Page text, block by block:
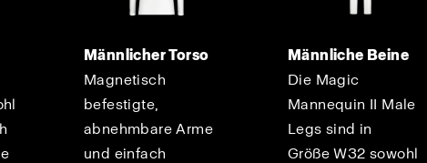
Männlicher Torso
Magnetisch
befestigte,
abnehmbare Arme
und einfach
Männliche Beine
Die Magic
Mannequin II Male
Legs sind in
Größe W32 sowohl